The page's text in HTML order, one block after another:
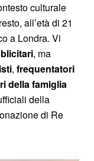
culturale
all’età di 21
a Londra. Vi
, ma
, frequentatori
della famiglia
della
di Re